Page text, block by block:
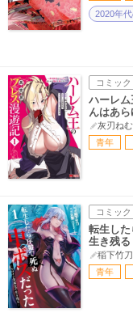
2020年
コミック
ハーレ
んはあら
灰刃ね
青年
コミック
転生し
生き残る
稲下竹
青年